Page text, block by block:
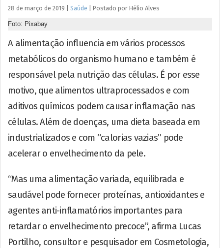
28 de março de 2019 Saúde Postado por Hélio Alves
Foto: Pixabay
A alimentação influencia em vários processos
metabólicos do organismo humano e também é
responsável pela nutrição das células. É por esse
motivo, que alimentos ultraprocessados e com
aditivos químicos podem causar inflamação nas
células. Além de doenças, uma dieta baseada em
industrializados e com “calorias vazias” pode
acelerar o envelhecimento da pele.
“Mas uma alimentação variada, equilibrada e
saudável pode fornecer proteínas, antioxidantes e
agentes anti-inflamatórios importantes para
retardar o envelhecimento precoce”, afirma Lucas
Portilho, consultor e pesquisador em Cosmetologia,